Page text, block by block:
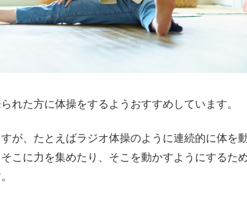
れた方に体操をするようおすすめしています。
が、たとえばラジオ体操のように連続的に体を
こに力を集めたり、そこを動かすようにするた